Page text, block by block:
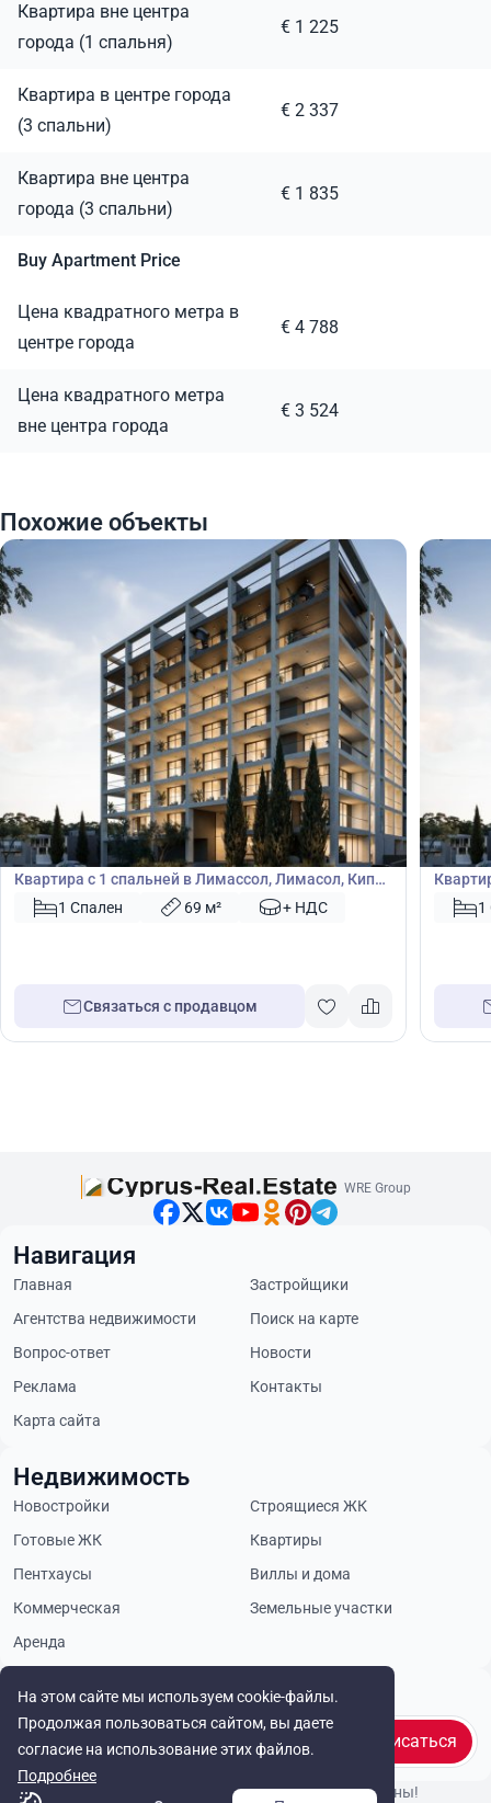
Квартира вне центра
города (1 спальня)
€ 1 225
Квартира в центре города
(3 спальни)
€ 2 337
Квартира вне центра
города (3 спальни)
€ 1 835
Buy Apartment Price
Цена квадратного метра в
центре города
€ 4 788
Цена квадратного метра
вне центра города
€ 3 524
Похожие объекты
€539 000
Квартира
Квартира с 1 спальней в Лимассол, Лимасол, Кипр
№ 504411 Спален 69 м² + НДС
Связаться с продавцом
€554
№
1
На этом сайте мы используем cookie-файлы.
Продолжая пользоваться сайтом, вы даете
согласие на использование этих файлов.
Подробнее
WRE Group
Будьте в курсе
Подписаться
Навигация
Главная
Застройщики
Агентства недвижимости
Поиск на карте
Вопрос-ответ
Новости
Реклама
Контакты
Карта сайта
Недвижимость
Новостройки
Строящиеся ЖК
Готовые ЖК
Квартиры
Пентхаусы
Виллы и дома
Коммерческая
Земельные участки
Аренда
© Cyprus Realestate 2026. Все права защищены!